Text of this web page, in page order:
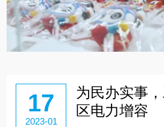
17
2023-01
为民办实事
区电力增容